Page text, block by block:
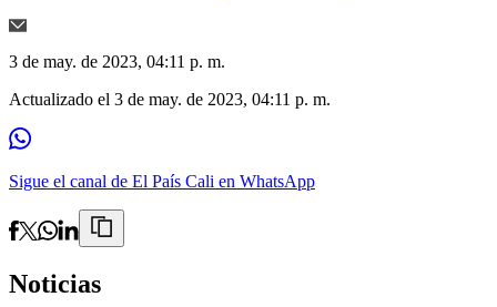
3 de may. de 2023, 04:11 p. m.
Actualizado el 3 de may. de 2023, 04:11 p. m.
Sigue el canal de El País Cali en WhatsApp
Noticias